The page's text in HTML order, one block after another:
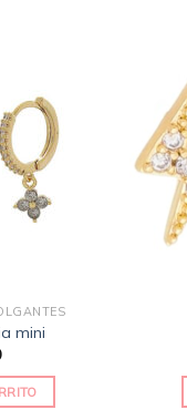
lista
deseos
mini